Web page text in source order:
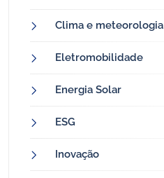
Clima e meteorologia
Eletromobilidade
Energia Solar
ESG
Inovação